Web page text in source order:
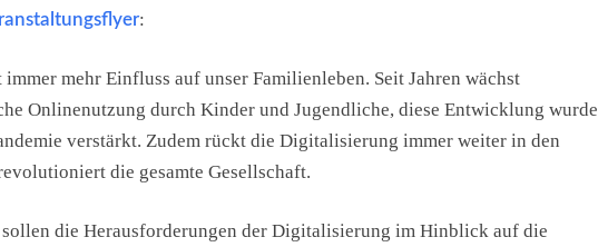
:
mehr Einfluss auf unser Familienleben. Seit Jahren wächst
Onlinenutzung durch Kinder und Jugendliche, diese Entwicklung wurde
verstärkt. Zudem rückt die Digitalisierung immer weiter in den
die gesamte Gesellschaft.
die Herausforderungen der Digitalisierung im Hinblick auf die